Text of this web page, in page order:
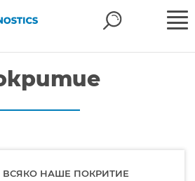
ВСЯКО НАШЕ ПОКРИТИЕ